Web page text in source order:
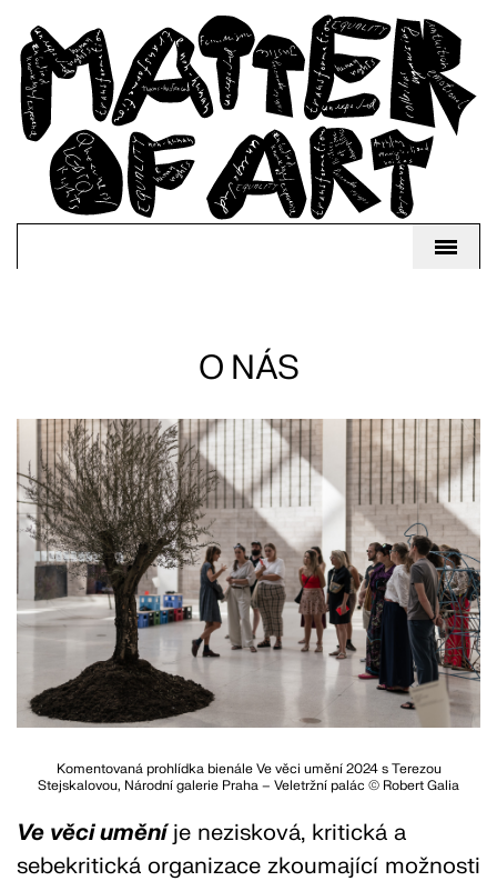
O NÁS
Komentovaná prohlídka bienále Ve věci umění 2024 s Terezou
Stejskalovou, Národní galerie Praha – Veletržní palác © Robert Galia
Ve věci uměníje nezisková, kritická a
sebekritická organizace zkoumající možnosti